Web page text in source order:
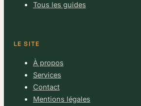
Tous les guides
LE SITE
À propos
Services
Contact
Mentions légales